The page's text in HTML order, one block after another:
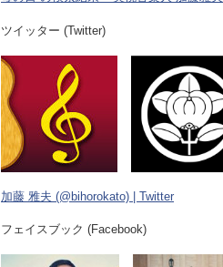
ツイッター (Twitter)
加藤 雅夫 (@bihorokato) | Twitter
フェイスブック (Facebook)